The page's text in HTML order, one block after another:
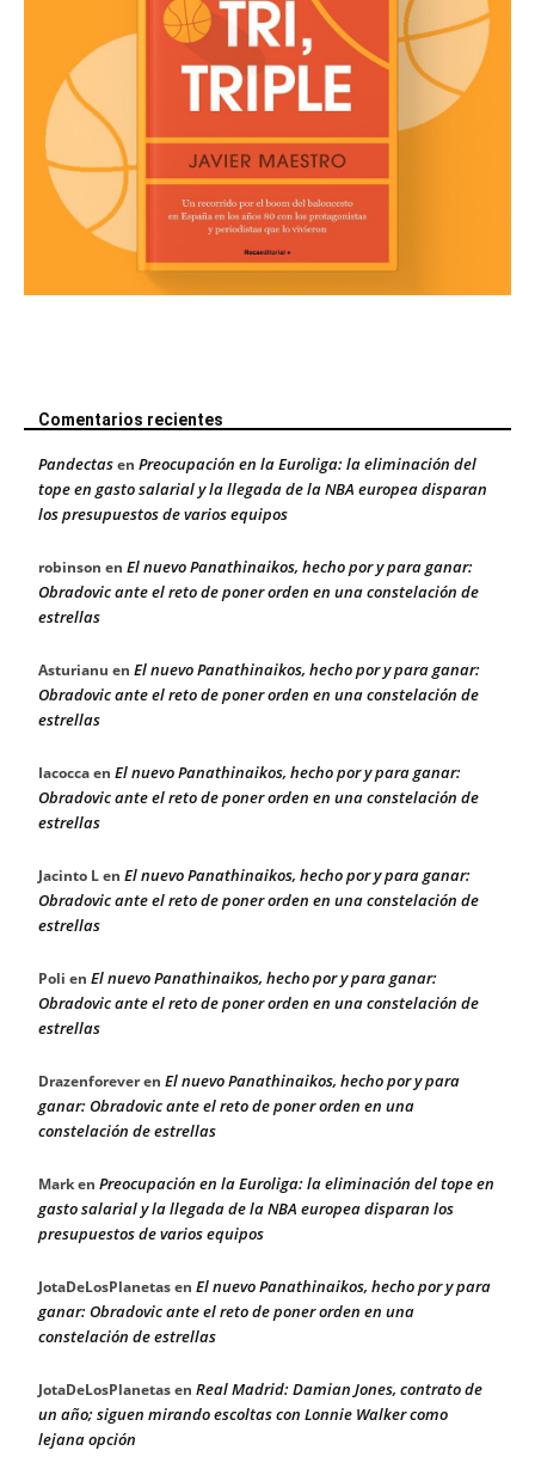
Comentarios recientes
Pandectasen Preocupación en la Euroliga: la eliminación del
tope en gasto salarial y la llegada de la NBA europea disparan
los presupuestos de varios equipos
robinson en El nuevo Panathinaikos, hecho por y para ganar:
Obradovic ante el reto de poner orden en una constelación de
estrellas
Asturianu en El nuevo Panathinaikos, hecho por y para ganar:
Obradovic ante el reto de poner orden en una constelación de
estrellas
Iacoccaen El nuevo Panathinaikos, hecho por y para ganar:
Obradovic ante el reto de poner orden en una constelación de
estrellas
Jacinto Len El nuevo Panathinaikos, hecho por y para ganar:
Obradovic ante el reto de poner orden en una constelación de
estrellas
Poli en El nuevo Panathinaikos, hecho por y para ganar:
Obradovic ante el reto de poner orden en una constelación de
estrellas
Drazenforeveren El nuevo Panathinaikos, hecho por y para
ganar: Obradovic ante el reto de poner orden en una
constelación de estrellas
Marken Preocupación en la Euroliga: la eliminación del tope en
gasto salarial y la llegada de la NBA europea disparan los
presupuestos de varios equipos
JotaDeLosPlanetasen El nuevo Panathinaikos, hecho por y para
ganar: Obradovic ante el reto de poner orden en una
constelación de estrellas
JotaDeLosPlanetasen Real Madrid: Damian Jones, contrato de
un año; siguen mirando escoltas con Lonnie Walker como
lejana opción